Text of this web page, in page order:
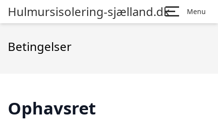
Hulmursisolering-sjælland.dk Menu
Betingelser
Ophavsret